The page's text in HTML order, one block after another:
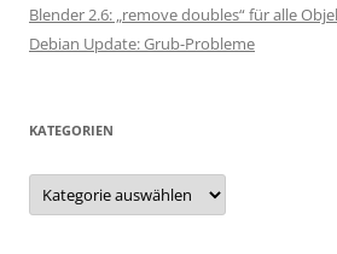
Blender 2.6: „remove doubles“ für alle
Debian Update: Grub-Probleme
KATEGORIEN
Kategorien